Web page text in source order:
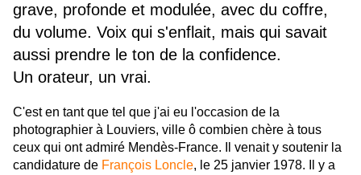
grave, profonde et modulée, avec du coffre,
du volume. Voix qui s'enflait, mais qui savait
aussi prendre le ton de la confidence.
Un orateur, un vrai.
C'est en tant que tel que j'ai eu l'occasion de la
photographier à Louviers, ville ô combien chère à tous
ceux qui ont admiré Mendès-France. Il venait y soutenir la
candidature de François Loncle, le 25 janvier 1978. Il y a